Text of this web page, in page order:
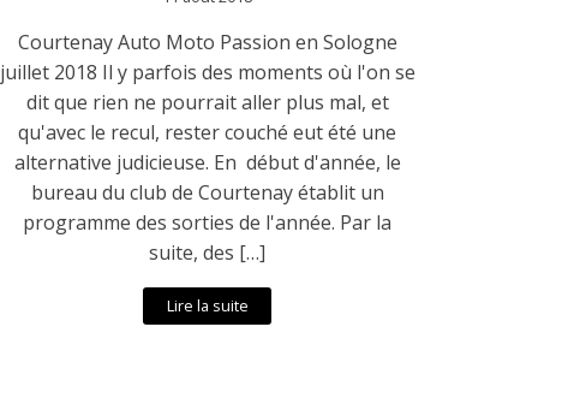
Courtenay Auto Moto Passion en Sologne
juillet 2018 Il y parfois des moments où l'on se
dit que rien ne pourrait aller plus mal, et
qu'avec le recul, rester couché eut été une
alternative judicieuse. En début d'année, le
bureau du club de Courtenay établit un
programme des sorties de l'année. Par la
suite, des […]
Lire la suite